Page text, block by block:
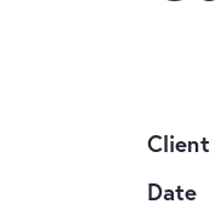
Client
Date